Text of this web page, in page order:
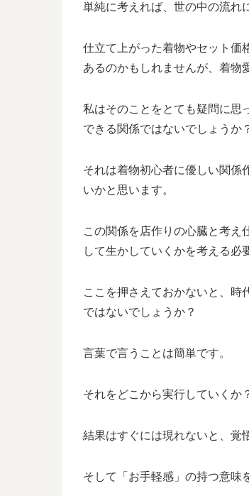
単純に考えれば、世の中の流れ
仕立て上がった着物やセット価
あるのかもしれませんが、着物
私はそのことをとても疑問に思
できる関係ではないでしょうか
それは着物初心者に優しい関係
いかと思います。
この関係を店作りの心臓と考え
して生かしていくかを考える必
ここを押さえておかないと、時
ではないでしょうか？
言葉で言うことは簡単です。
それをどこから実行していくか
結果はすぐには現れないと、覚
そして「お手軽感」の持つ意味